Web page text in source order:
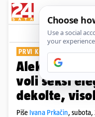
PRVI KONCERT U ARENI
Aleksandra
voli seksi
dekolte,
Piše Ivana Prkačin, subota,